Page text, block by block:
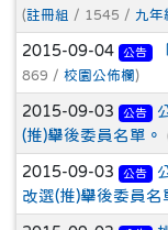
(註冊組 / 1545 / 九年
2015-09-04 公告
869 / 校園公佈欄 )
2015-09-03 公告
(推)舉後委員名單。
2015-09-03 公告
改選(推)舉後委員名